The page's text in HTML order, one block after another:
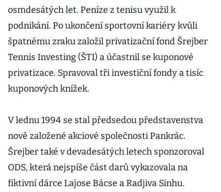
osmdesátých let. Peníze z tenisu využil k
podnikání. Po ukončení sportovní kariéry kvůli
špatnému zraku založil privatizační fond Šrejber
Tennis Investing (ŠTI) a účastnil se kuponové
privatizace. Spravoval tři investiční fondy a tisíc
kuponových knížek.
V lednu 1994 se stal předsedou představenstva
nově založené akciové společnosti Pankrác.
Šrejber také v devadesátých letech sponzoroval
ODS, která nejspíše část darů vykazovala na
fiktivní dárce Lajose Bácse a Radjiva Sinhu.